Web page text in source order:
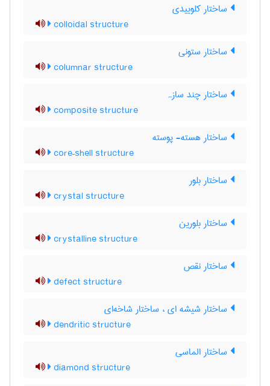
ساختار کلوییدی
colloidal structure
ساختار ستونی
columnar structure
ساختار چند سازہ
composite structure
ساختار هسته- پوسته
core–shell structure
ساختار بلور
crystal structure
ساختار بلورین
crystalline structure
ساختار نقص
defect structure
ساختار شیشه ای ، ساختار شاخه‌ای
dendritic structure
ساختار الماسی
diamond structure